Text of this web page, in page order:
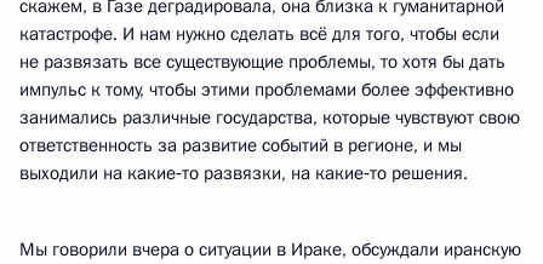
скажем, в Газе деградировала, она близка к гуманитарной
катастрофе. И нам нужно сделать всё для того, чтобы если
не развязать все существующие проблемы, то хотя бы дать
импульс к тому, чтобы этими проблемами более эффективно
занимались различные государства, которые чувствуют свою
ответственность за развитие событий в регионе, и мы
выходили на какие‑то развязки, на какие‑то решения.
Мы говорили вчера о ситуации в Ираке, обсуждали иранскую